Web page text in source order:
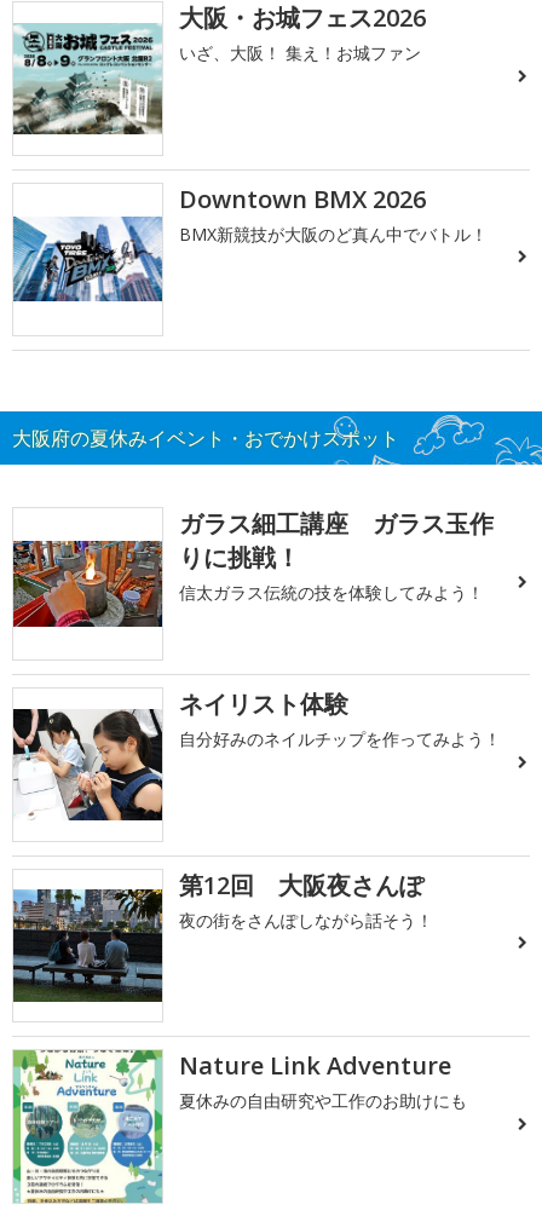
大阪・お城フェス2026
いざ、大阪！ 集え！お城ファン
Downtown BMX 2026
BMX新競技が大阪のど真ん中でバトル！
大阪府の夏休みイベント・おでかけスポット
ガラス細工講座 ガラス玉作
りに挑戦！
信太ガラス伝統の技を体験してみよう！
ネイリスト体験
自分好みのネイルチップを作ってみよう！
第12回 大阪夜さんぽ
夜の街をさんぽしながら話そう！
Nature Link Adventure
夏休みの自由研究や工作のお助けにも